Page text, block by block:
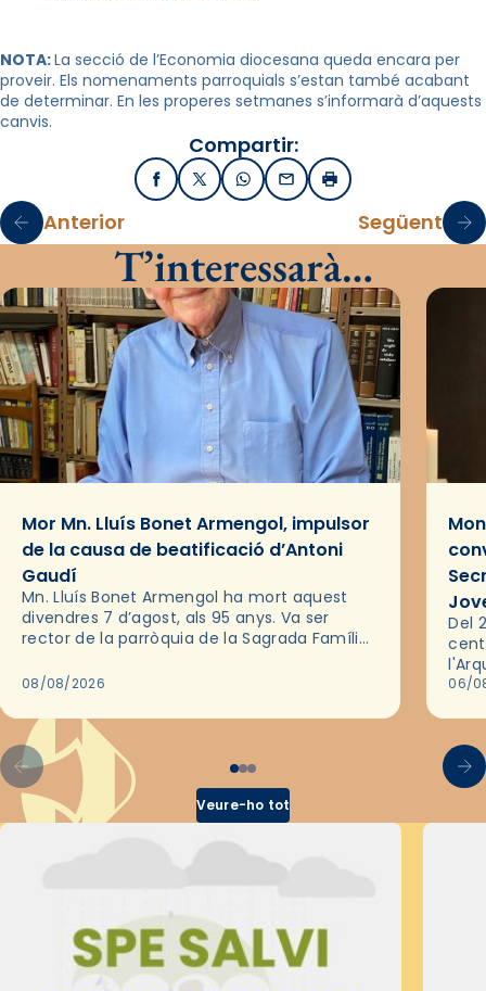
NOTA:La secció de l’Economia diocesana queda encara per
proveir. Els nomenaments parroquials s’estan també acabant
de determinar. En les properes setmanes s’informarà d’aquests
canvis.
Compartir:
FacebookX / TwitterWhatsApp
EmailImprimir
Anterior Següent
T’interessarà…
Mor Mn. Lluís Bonet Armengol, impulsor
de la causa de beatificació d’Antoni
Gaudí
Mn. Lluís Bonet Armengol ha mort aquest
divendres 7 d’agost, als 95 anys. Va ser
rector de la parròquia de la Sagrada Família
2018,…
08/08/2026
Del
les
06/
Veure-ho tot